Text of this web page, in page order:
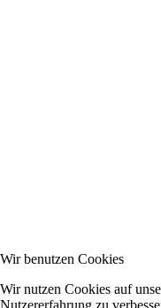
Wir benutzen Cookies
Wir nutzen Cookies auf
Nutzererfahrung zu